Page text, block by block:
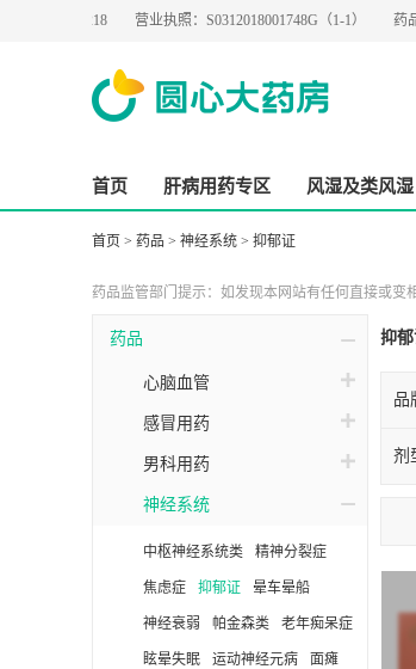
营业执照：S0312018001748G（1-1） 药品经
首页 肝病用药专区 风湿及类风湿
首页 > 药品 > 神经系统 > 抑郁证
药品监管部门提示：如发现本网站有任何直接或变
药品
心脑血管
感冒用药
男科用药
神经系统
中枢神经系统类 精神分裂症
焦虑症 抑郁证 晕车晕船
神经衰弱 帕金森类 老年痴呆症
眩晕失眠 运动神经元病 面瘫
抑
品
剂